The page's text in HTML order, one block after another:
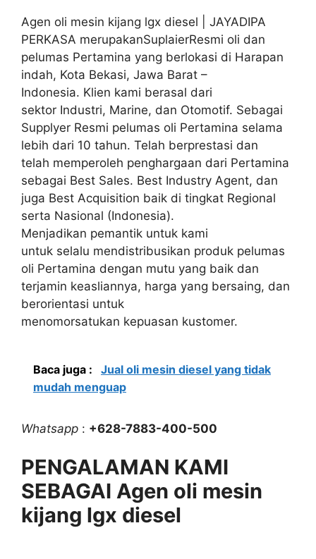
Agen oli mesin kijang lgx diesel | JAYADIPA
PERKASA merupakanSuplaierResmi oli dan
pelumas Pertamina yang berlokasi di Harapan
indah, Kota Bekasi, Jawa Barat –
Indonesia. Klien kami berasal dari
sektor Industri, Marine, dan Otomotif. Sebagai
Supplyer Resmi pelumas oli Pertamina selama
lebih dari 10 tahun. Telah berprestasi dan
telah memperoleh penghargaan dari Pertamina
sebagai Best Sales. Best Industry Agent, dan
juga Best Acquisition baik di tingkat Regional
serta Nasional (Indonesia).
Menjadikan pemantik untuk kami
untuk selalu mendistribusikan produk pelumas
oli Pertamina dengan mutu yang baik dan
terjamin keasliannya, harga yang bersaing, dan
berorientasi untuk
menomorsatukan kepuasan kustomer.
Baca juga :
Jual oli mesin diesel yang tidak
mudah menguap
Whatsapp : +628-7883-400-500
PENGALAMAN KAMI
SEBAGAI Agen oli mesin
kijang lgx diesel